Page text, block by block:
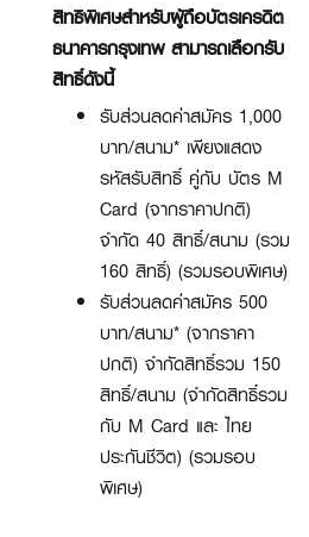
สิทธิพิเศษสำหรับผู้ถือบัตรเครดิต
ธนาคารกรุงเทพ สามารถเลือกรับ
สิทธิ์ดังนี้
รับส่วนลดค่าสมัคร 1,000
บาท/สนาม* เพียงแสดง
รหัสรับสิทธิ์ คู่กับ บัตร M
Card (จากราคาปกติ)
จำกัด 40 สิทธิ์/สนาม (รวม
160 สิทธิ์) (รวมรอบพิเศษ)
รับส่วนลดค่าสมัคร 500
บาท/สนาม* (จากราคา
ปกติ) จำกัดสิทธิ์รวม 150
สิทธิ์/สนาม (จำกัดสิทธิ์รวม
กับ M Card และ ไทย
ประกันชีวิต) (รวมรอบ
พิเศษ)